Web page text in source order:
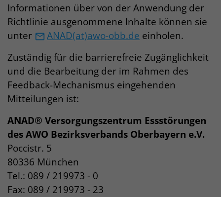
Informationen über von der Anwendung der
Richtlinie ausgenommene Inhalte können sie
unter
ANAD(at)awo-obb.de einholen.
Zuständig für die barrierefreie Zugänglichkeit
und die Bearbeitung der im Rahmen des
Feedback-Mechanismus eingehenden
Mitteilungen ist:
ANAD® Versorgungszentrum Essstörungen
des AWO Bezirksverbands Oberbayern e.V.
Poccistr. 5
80336 München
Tel.: 089 / 219973 - 0
Fax: 089 / 219973 - 23